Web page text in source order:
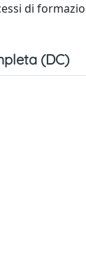
di
(DC)